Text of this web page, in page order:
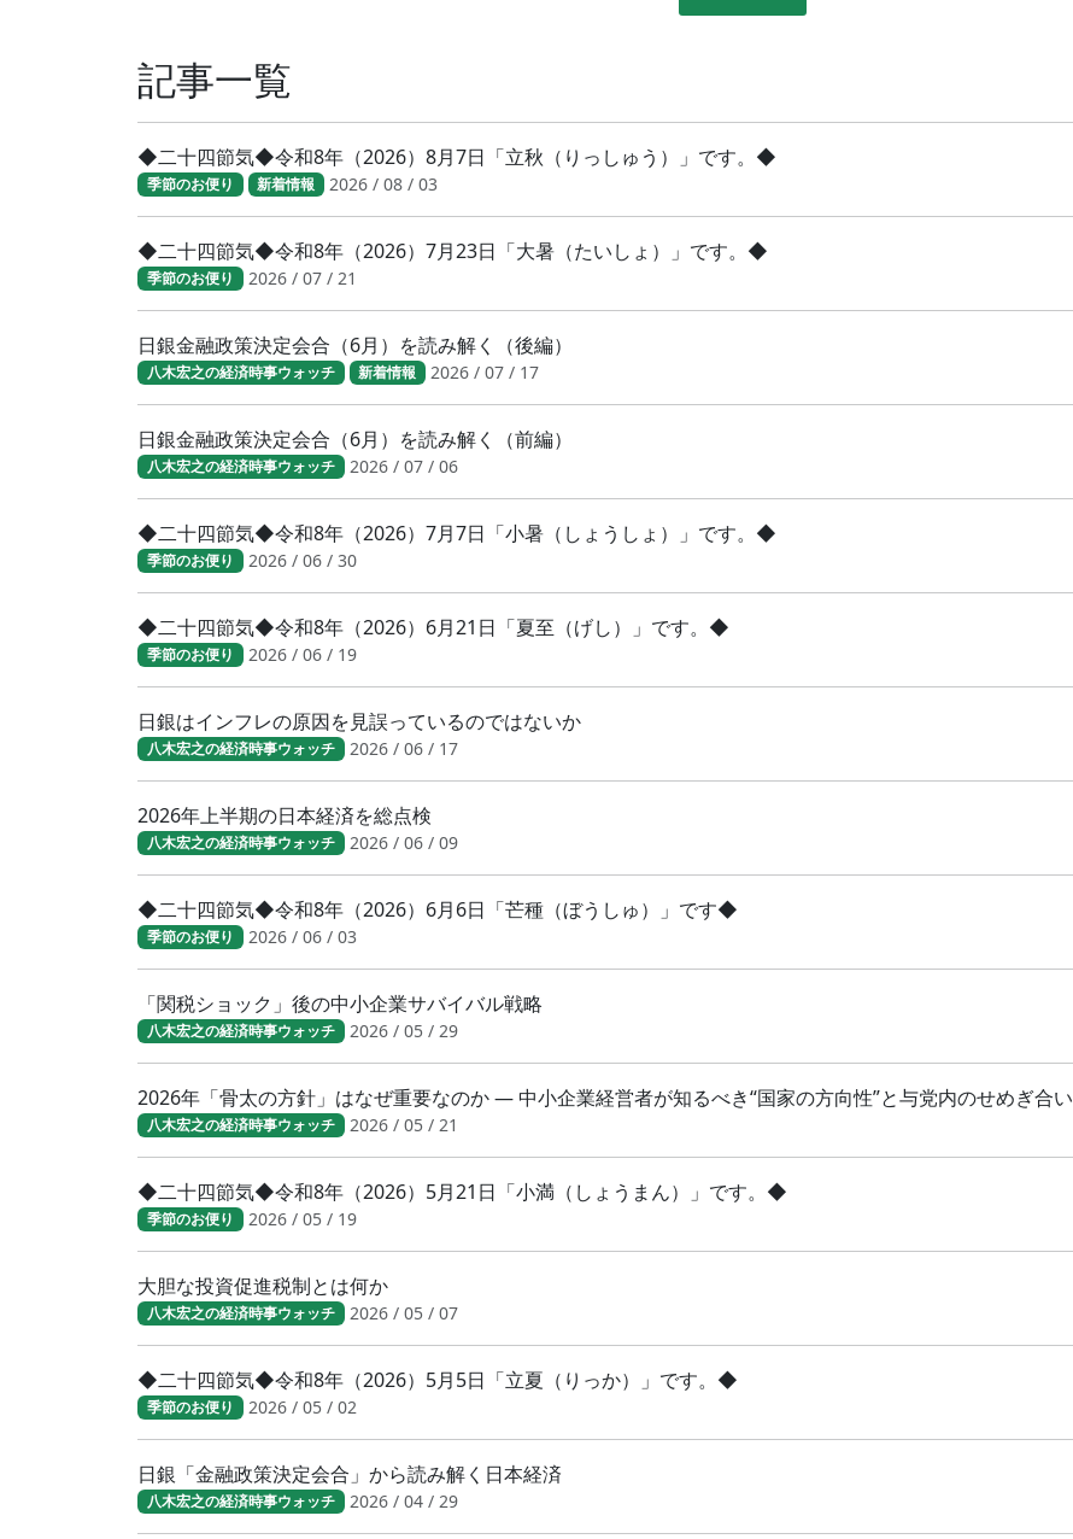
記事一覧
◆二十四節気◆令和8年（2026）8月7日「立秋（りっしゅう）」です。◆
季節のお便り 新着情報 2026 / 08 / 03
◆二十四節気◆令和8年（2026）7月23日「大暑（たいしょ）」です。◆
季節のお便り 2026 / 07 / 21
日銀金融政策決定会合（6月）を読み解く（後編）
八木宏之の経済時事ウォッチ 新着情報 2026 / 07 / 17
日銀金融政策決定会合（6月）を読み解く（前編）
八木宏之の経済時事ウォッチ 2026 / 07 / 06
◆二十四節気◆令和8年（2026）7月7日「小暑（しょうしょ）」です。◆
季節のお便り 2026 / 06 / 30
◆二十四節気◆令和8年（2026）6月21日「夏至（げし）」です。◆
季節のお便り 2026 / 06 / 19
日銀はインフレの原因を見誤っているのではないか
八木宏之の経済時事ウォッチ 2026 / 06 / 17
2026年上半期の日本経済を総点検
八木宏之の経済時事ウォッチ 2026 / 06 / 09
◆二十四節気◆令和8年（2026）6月6日「芒種（ぼうしゅ）」です◆
季節のお便り 2026 / 06 / 03
「関税ショック」後の中小企業サバイバル戦略
八木宏之の経済時事ウォッチ 2026 / 05 / 29
2026年「骨太の方針」はなぜ重要なのか ― 中小企業経営者が知るべき“国家の方向性”と与党内のせめぎ合い
八木宏之の経済時事ウォッチ 2026 / 05 / 21
◆二十四節気◆令和8年（2026）5月21日「小満（しょうまん）」です。◆
季節のお便り 2026 / 05 / 19
大胆な投資促進税制とは何か
八木宏之の経済時事ウォッチ 2026 / 05 / 07
◆二十四節気◆令和8年（2026）5月5日「立夏（りっか）」です。◆
季節のお便り 2026 / 05 / 02
日銀「金融政策決定会合」から読み解く日本経済
八木宏之の経済時事ウォッチ 2026 / 04 / 29